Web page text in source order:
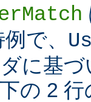
で、
ダに基
の 2